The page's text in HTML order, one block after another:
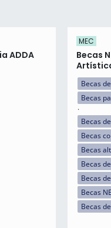
ADDA
MEC
Becas
Becas
Becas
Becas
Becas
Becas
Becas
Becas
Becas
Becas